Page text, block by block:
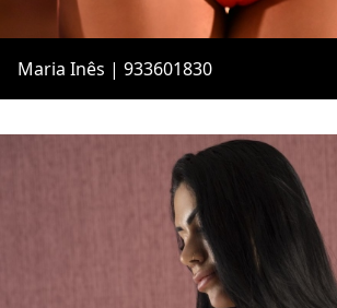
Maria Inês | 933601830